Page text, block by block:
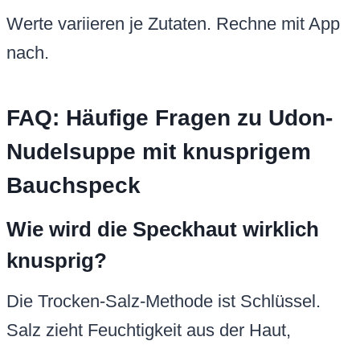
Werte variieren je Zutaten. Rechne mit App
nach.
FAQ: Häufige Fragen zu Udon-
Nudelsuppe mit knusprigem
Bauchspeck
Wie wird die Speckhaut wirklich
knusprig?
Die Trocken-Salz-Methode ist Schlüssel.
Salz zieht Feuchtigkeit aus der Haut,